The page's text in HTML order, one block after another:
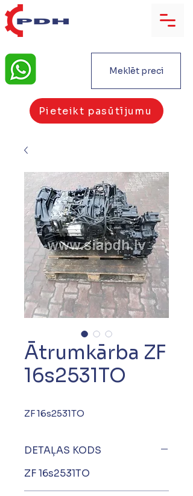
Meklēt preci
Pieteikt pasūtījumu
Ātrumkārba ZF
16s2531TO
ZF 16s2531TO
DETAĻAS KODS
ZF 16s2531TO